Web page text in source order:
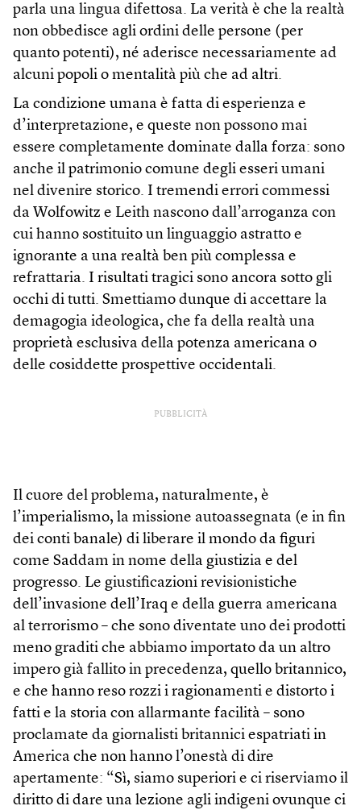
parla una lingua difettosa. La verità è che la realtà
non obbedisce agli ordini delle persone (per
quanto potenti), né aderisce necessariamente ad
alcuni popoli o mentalità più che ad altri.
La condizione umana è fatta di esperienza e
d’interpretazione, e queste non possono mai
essere completamente dominate dalla forza: sono
anche il patrimonio comune degli esseri umani
nel divenire storico. I tremendi errori commessi
da Wolfowitz e Leith nascono dall’arroganza con
cui hanno sostituito un linguaggio astratto e
ignorante a una realtà ben più complessa e
refrattaria. I risultati tragici sono ancora sotto gli
occhi di tutti. Smettiamo dunque di accettare la
demagogia ideologica, che fa della realtà una
proprietà esclusiva della potenza americana o
delle cosiddette prospettive occidentali.
PUBBLICITÀ
Il cuore del problema, naturalmente, è
l’imperialismo, la missione autoassegnata (e in fin
dei conti banale) di liberare il mondo da figuri
come Saddam in nome della giustizia e del
progresso. Le giustificazioni revisionistiche
dell’invasione dell’Iraq e della guerra americana
al terrorismo – che sono diventate uno dei prodotti
meno graditi che abbiamo importato da un altro
impero già fallito in precedenza, quello britannico,
e che hanno reso rozzi i ragionamenti e distorto i
fatti e la storia con allarmante facilità – sono
proclamate da giornalisti britannici espatriati in
America che non hanno l’onestà di dire
apertamente: “Sì, siamo superiori e ci riserviamo il
diritto di dare una lezione agli indigeni ovunque ci